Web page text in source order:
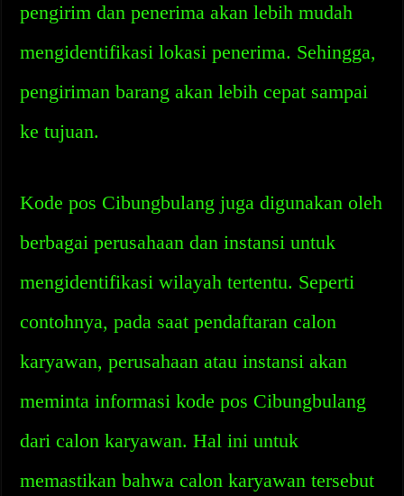
pengirim dan penerima akan lebih mudah
mengidentifikasi lokasi penerima. Sehingga,
pengiriman barang akan lebih cepat sampai
ke tujuan.
Kode pos Cibungbulang juga digunakan oleh
berbagai perusahaan dan instansi untuk
mengidentifikasi wilayah tertentu. Seperti
contohnya, pada saat pendaftaran calon
karyawan, perusahaan atau instansi akan
meminta informasi kode pos Cibungbulang
dari calon karyawan. Hal ini untuk
memastikan bahwa calon karyawan tersebut